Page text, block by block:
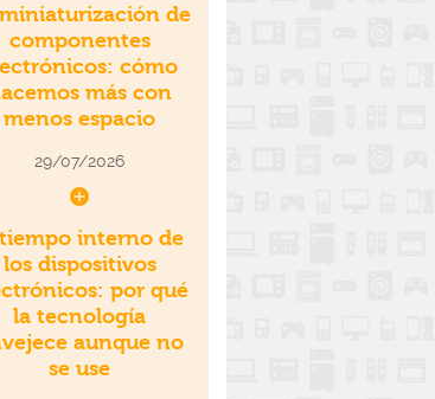
de
componentes
cómo
más con
menos espacio
29/07/2026
interno de
los dispositivos
por qué
la tecnología
aunque no
se use